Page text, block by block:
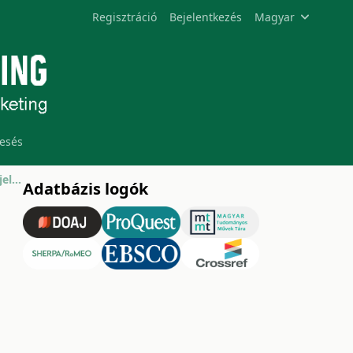
Regisztráció Bejelentkezés Magyar
Az étkezési tojás fogyasztási szokásainak főbb jellemzői MagyarországonAdatbázis logók